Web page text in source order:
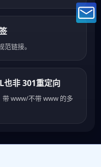
链接。
也非 301重定向
带 www/不带 www 的多